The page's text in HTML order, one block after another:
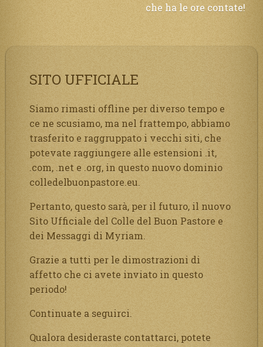
che ha le ore contate!
SITO UFFICIALE
Siamo rimasti offline per diverso tempo e
ce ne scusiamo, ma nel frattempo, abbiamo
trasferito e raggruppato i vecchi siti, che
potevate raggiungere alle estensioni .it,
.com, .net e .org, in questo nuovo dominio
colledelbuonpastore.eu.
Pertanto, questo sarà, per il futuro, il nuovo
Sito Ufficiale del Colle del Buon Pastore e
dei Messaggi di Myriam.
Grazie a tutti per le dimostrazioni di
affetto che ci avete inviato in questo
periodo!
Continuate a seguirci.
Qualora desideraste contattarci, potete